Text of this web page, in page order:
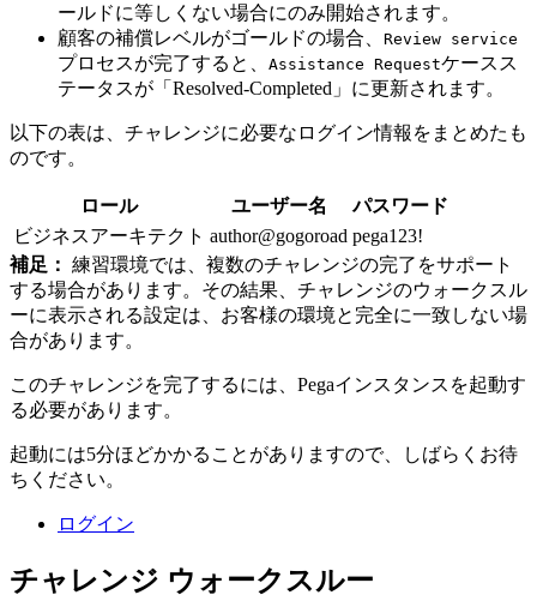
ールドに等しくない場合にのみ開始されます。
顧客の補償レベルがゴールドの場合、 Review service
プロセスが完了すると、 Assistance Requestケースス
テータスが「Resolved-Completed」に更新されます。
以下の表は、チャレンジに必要なログイン情報をまとめたも
のです。
ロール ユーザー名
パスワード
ビジネスアーキテクト author@gogoroad pega123!
補足： 練習環境では、複数のチャレンジの完了をサポート
する場合があります。その結果、チャレンジのウォークスル
ーに表示される設定は、お客様の環境と完全に一致しない場
合があります。
このチャレンジを完了するには、Pegaインスタンスを起動す
る必要があります。
起動には5分ほどかかることがありますので、しばらくお待
ちください。
ログイン
チャレンジ ウォークスルー